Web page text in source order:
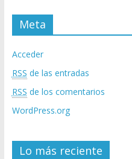
Meta
Acceder
RSS de las entradas
RSS de los comentarios
WordPress.org
Lo más reciente